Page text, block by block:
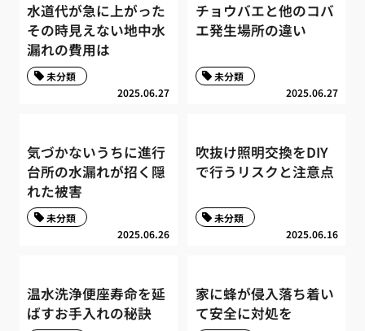
水道代が急に上がった
その時見えない地中水
漏れの費用は
2025.06.27
未分類
チョウバエと他のコバ
エ発生場所の違い
2025.06.27
未分類
気づかないうちに進行
台所の水漏れが招く隠
れた被害
2025.06.26
未分類
吹抜け照明交換をDIY
で行うリスクと注意点
2025.06.16
未分類
温水洗浄便座寿命を延
ばすお手入れの秘訣
家に蜂が侵入落ち着い
て安全に対処を